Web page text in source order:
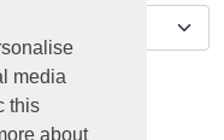
media
this
about